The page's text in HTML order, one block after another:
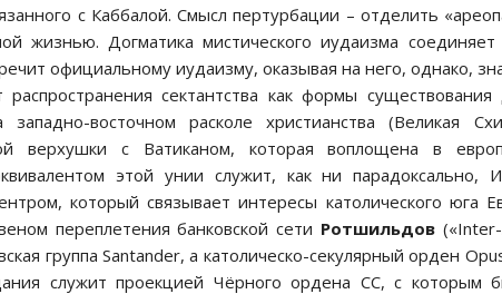
с Каббалой. Смысл пертурбации – отделить
жизнью. Догматика мистического иудаизма
официальному иудаизму, оказывая на него, однако,
распространения сектантства как формы
восточном расколе христианства (Великая
верхушки с Ватиканом, которая воплощена в
этой унии служит, как ни парадоксально,
который связывает интересы католического юга
переплетения банковской сети Ротшильдов
группа Santander, а католическо-секулярный орден
служит проекцией Чёрного ордена СС, с которым